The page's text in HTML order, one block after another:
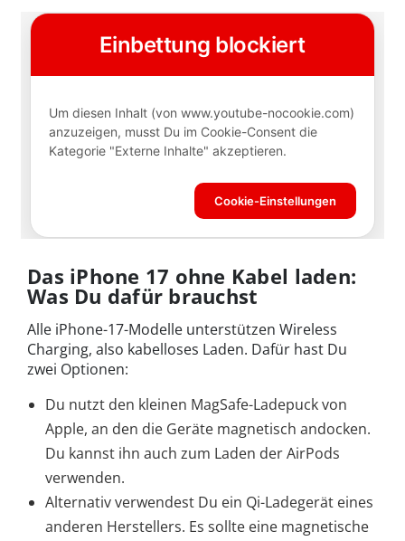
Das iPhone 17 ohne Kabel laden:
Was Du dafür brauchst
Alle iPhone-17-Modelle unterstützen Wireless
Charging, also kabelloses Laden. Dafür hast Du
zwei Optionen:
Du nutzt den kleinen MagSafe-Ladepuck von
Apple, an den die Geräte magnetisch andocken.
Du kannst ihn auch zum Laden der AirPods
verwenden.
Alternativ verwendest Du ein Qi-Ladegerät eines
anderen Herstellers. Es sollte eine magnetische